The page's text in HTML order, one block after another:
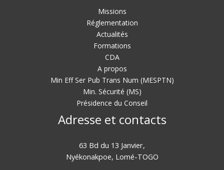
Missions
Réglementation
Actualités
Formations
CDA
A propos
Min Eff Ser Pub Trans Num (MESPTN)
Min. Sécurité (MS)
Présidence du Conseil
Adresse et contacts
63 Bd du 13 Janvier,
Nyékonakpoe, Lomé-TOGO